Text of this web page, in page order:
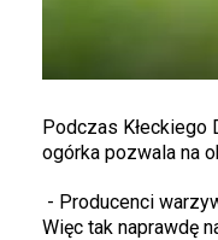
Podczas Kłeckiego
ogórka pozwala na
- Producenci
Więc tak naprawdę